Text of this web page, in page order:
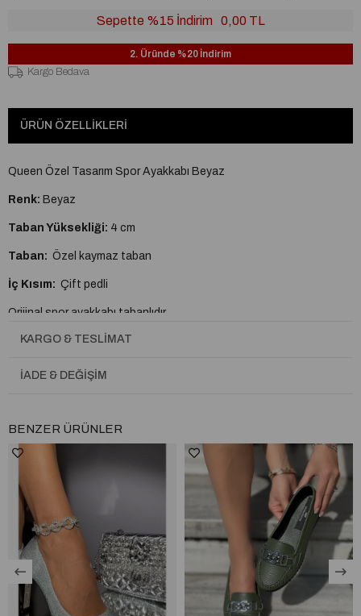
Sepette %15 İndirim 0,00 TL
2. Üründe %20 İndirim
Kargo Bedava
ÜRÜN ÖZELLIKLERI
Queen Özel Tasarım Spor Ayakkabı Beyaz
Renk: Beyaz
Taban Yüksekliği: 4 cm
Taban: Özel kaymaz taban
İç Kısım: Çift pedli
Orijinal spor ayakkabı tabanlıdır.
A plus kalite kusursuz işçilik
Tam Kalıptır.
KARGO & TESLIMAT
İADE & DEĞIŞIM
BENZER ÜRÜNLER